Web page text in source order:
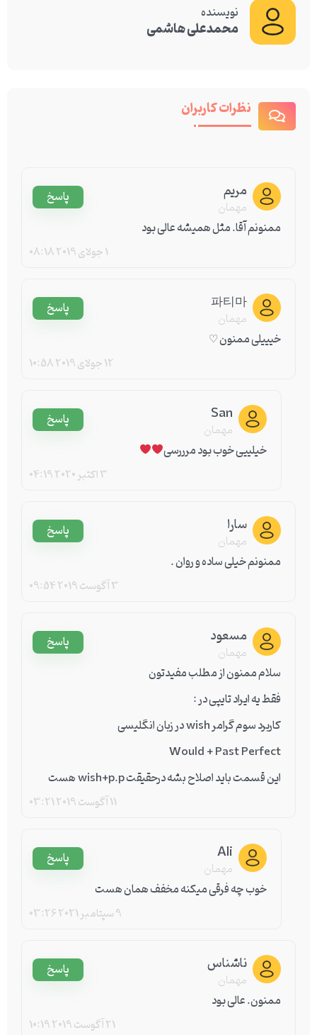
نویسنده
محمدعلی هاشمی
نظرات کاربران
مریم
مهمان
1 جولای 2019 08:18
ممنونم آقا. مثل همیشه عالی بود
پاسخ
파티마
مهمان
12 جولای 2019 10:58
خیییلی ممنون ♡
پاسخ
San
مهمان
3 اکتبر 2020 04:19
خیلییی خوب بود مرررسی
پاسخ
سارا
مهمان
3 آگوست 2019 09:54
ممنونم خیلی ساده و روان .
پاسخ
مسعود
مهمان
11 آگوست 2019 03:21
سلام ممنون از مطلب مفیدتون
فقط یه ایراد تایپی در :
کاربرد سوم گرامر wish در زبان انگلیسی
Would + Past Perfect
این قسمت باید اصلاح بشه درحقیقت wish+p.p هست
پاسخ
Ali
مهمان
9 سپتامبر 2021 03:26
خوب چه فرقی میکنه مخفف همان هست
پاسخ
ناشناس
مهمان
21 آگوست 2019 10:19
ممنون. عالی بود
پاسخ